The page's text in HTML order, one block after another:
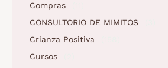
Compras
CONSULTORIO DE MIMITOS
Crianza Positiva
Cursos